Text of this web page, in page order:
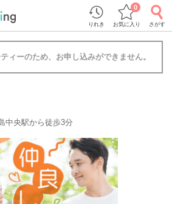
りれき お気に入り
0
さがす
ィーのため、お申し込みができません。
央駅から徒歩3分